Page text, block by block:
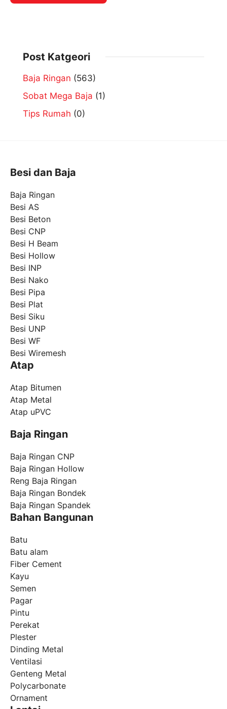
Post Katgeori
Baja Ringan (563)
Sobat Mega Baja (1)
Tips Rumah (0)
Besi dan Baja
Baja Ringan
Besi AS
Besi Beton
Besi CNP
Besi H Beam
Besi Hollow
Besi INP
Besi Nako
Besi Pipa
Besi Plat
Besi Siku
Besi UNP
Besi WF
Besi Wiremesh
Atap
Atap Bitumen
Atap Metal
Atap uPVC
Baja Ringan
Baja Ringan CNP
Baja Ringan Hollow
Reng Baja Ringan
Baja Ringan Bondek
Baja Ringan Spandek
Bahan Bangunan
Batu
Batu alam
Fiber Cement
Kayu
Semen
Pagar
Pintu
Perekat
Plester
Dinding Metal
Ventilasi
Genteng Metal
Polycarbonate
Ornament